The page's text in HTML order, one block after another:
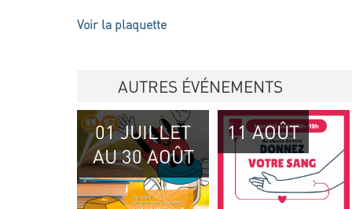
Voir la plaquette
AUTRES ÉVÉNEMENTS
01 JUILLET
AU 30 AOÛT
11 AOÛT